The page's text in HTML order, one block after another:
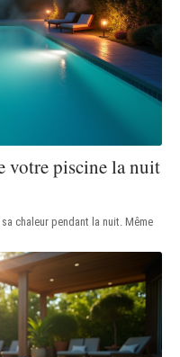
votre piscine la nuit
chaleur pendant la nuit. Même